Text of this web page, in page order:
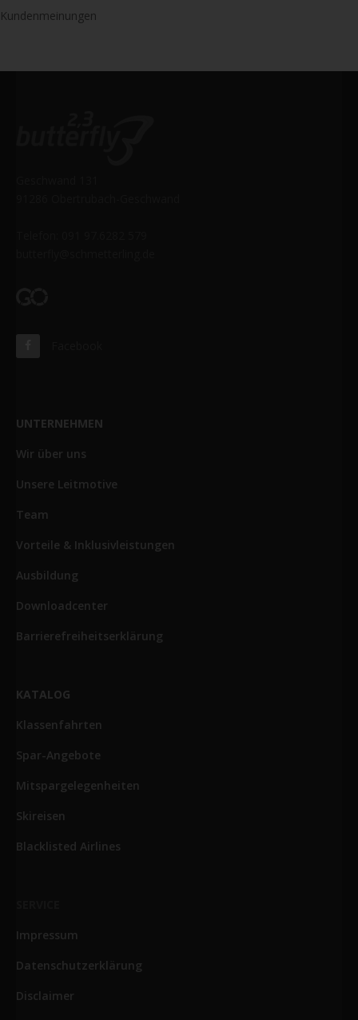
Kundenmeinungen
UNTERNEHMEN
Wir über uns
Unsere Leitmotive
Team
Vorteile & Inklusivleistungen
Ausbildung
Downloadcenter
Barrierefreiheitserklärung
KATALOG
Klassenfahrten
Spar-Angebote
Mitspargelegenheiten
Skireisen
Blacklisted Airlines
Impressum
Datenschutzerklärung
Disclaimer